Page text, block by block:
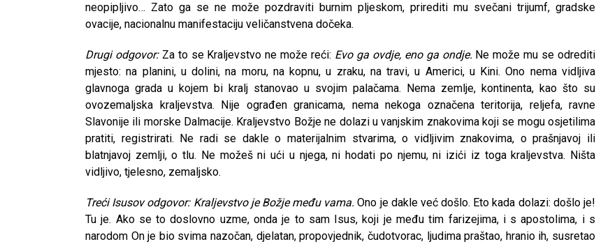
neopipljivo… Zato ga se ne može pozdraviti burnim pljeskom, prirediti mu svečani trijumf, gradske
ovacije, nacionalnu manifestaciju veličanstvena dočeka.
Drugi odgovor:Za to se Kraljevstvo ne može reći: Evo ga ovdje, eno ga ondje. Ne može mu se odrediti
mjesto: na planini, u dolini, na moru, na kopnu, u zraku, na travi, u Americi, u Kini. Ono nema vidljiva
glavnoga grada u kojem bi kralj stanovao u svojim palačama. Nema zemlje, kontinenta, kao što su
ovozemaljska kraljevstva. Nije ograđen granicama, nema nekoga označena teritorija, reljefa, ravne
Slavonije ili morske Dalmacije. Kraljevstvo Božje ne dolazi u vanjskim znakovima koji se mogu osjetilima
pratiti, registrirati. Ne radi se dakle o materijalnim stvarima, o vidljivim znakovima, o prašnjavoj ili
blatnjavoj zemlji, o tlu. Ne možeš ni ući u njega, ni hodati po njemu, ni izići iz toga kraljevstva. Ništa
vidljivo, tjelesno, zemaljsko.
Treći Isusov odgovor: Kraljevstvo je Božje među vama. Ono je dakle već došlo. Eto kada dolazi: došlo je!
Tu je. Ako se to doslovno uzme, onda je to sam Isus, koji je među tim farizejima, i s apostolima, i s
narodom On je bio svima nazočan, djelatan, propovjednik, čudotvorac, ljudima praštao, hranio ih, susretao